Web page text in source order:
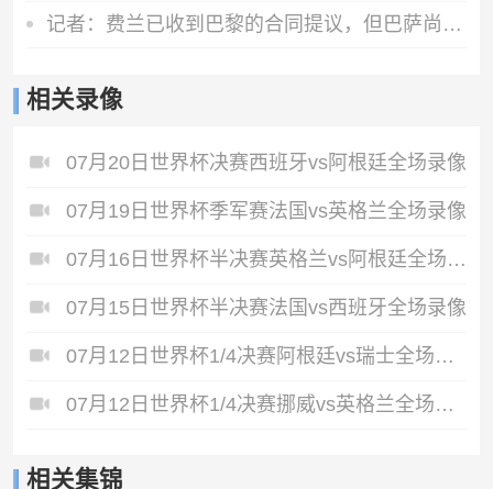
记者：费兰已收到巴黎的合同提议，但巴萨尚未收到正式报价
相关录像
07月20日世界杯决赛西班牙vs阿根廷全场录像
07月19日世界杯季军赛法国vs英格兰全场录像
07月16日世界杯半决赛英格兰vs阿根廷全场录像
07月15日世界杯半决赛法国vs西班牙全场录像
07月12日世界杯1/4决赛阿根廷vs瑞士全场录像
07月12日世界杯1/4决赛挪威vs英格兰全场录像
相关集锦